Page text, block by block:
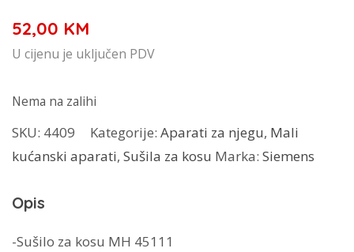
52,00 KM
U cijenu je uključen PDV
Nema na zalihi
SKU: 4409 Kategorije: Aparati za njegu, Mali
kućanski aparati, Sušila za kosu Marka: Siemens
Opis
-Sušilo za kosu MH 45111